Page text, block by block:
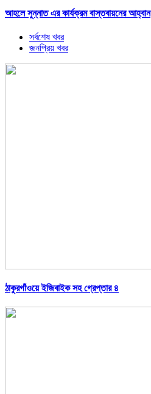
আহলে সুন্নাত এর কার্যক্রম বাস্তবায়নের আহ্বান
সর্বশেষ খবর
জনপ্রিয় খবর
ঠাকুরগাঁওয়ে ইজিবাইক সহ গ্রেপ্তার ৪